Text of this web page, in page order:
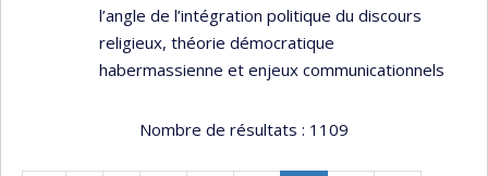
l’angle de l’intégration politique du discours
religieux, théorie démocratique
habermassienne et enjeux communicationnels
Nombre de résultats : 1109